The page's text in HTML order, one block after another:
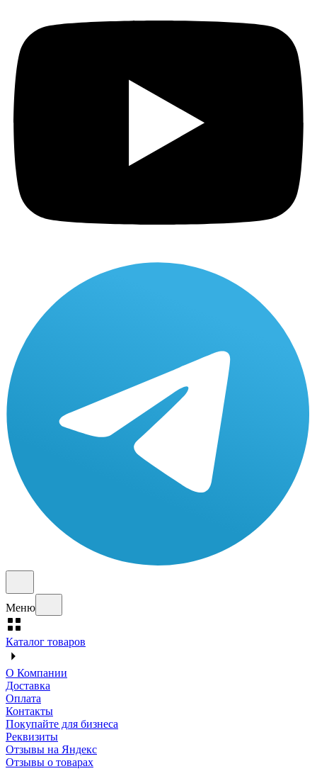
Меню
Каталог товаров
О Компании
Доставка
Оплата
Контакты
Покупайте для бизнеса
Реквизиты
Отзывы на Яндекс
Отзывы о товарах